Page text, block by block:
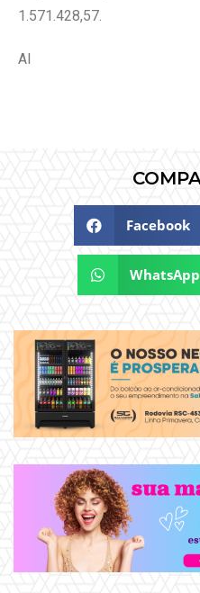
1.571.428,57.
AI
Facebook
WhatsApp